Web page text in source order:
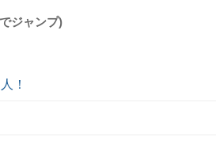
ジャンプ)
！